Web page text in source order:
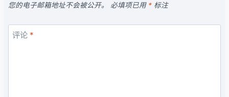
您的电子邮箱地址不会被公开。 必填项已用 * 标注
评论 *